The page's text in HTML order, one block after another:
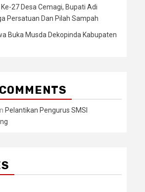
27 Desa Cemagi, Bupati Adi
Persatuan Dan Pilah Sampah
Buka Musda Dekopinda Kabupaten
Pelantikan Pengurus SMSI